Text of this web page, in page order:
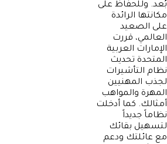
بُعد. وللحفاظ على
مكانتها الرائدة
على الصعيد
العالمي، قررت
الإمارات العربية
المتحدة تحديث
نظام التأشيرات
لجذب المهنيين
المهرة والمواهب
أمثالك. كما أدخلت
نظاماً جديداً
لتسهيل بقائك
مع عائلتك ودعم